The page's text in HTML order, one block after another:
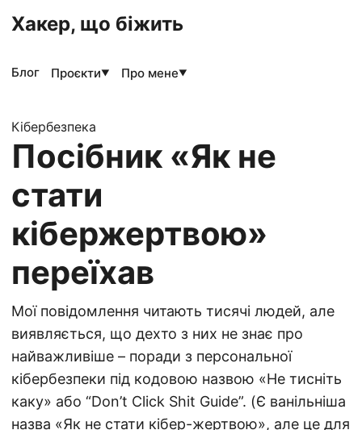
Хакер, що біжить
Блог Проєкти▼ Про мене▼
Кібербезпека
Посібник «Як не
стати
кібержертвою»
переїхав
Мої повідомлення читають тисячі людей, але
виявляється, що дехто з них не знає про
найважливіше – поради з персональної
кібербезпеки під кодовою назвою «Не тисніть
каку» або “Don’t Click Shit Guide”. (Є ванільніша
назва «Як не стати кібер-жертвою», але це для